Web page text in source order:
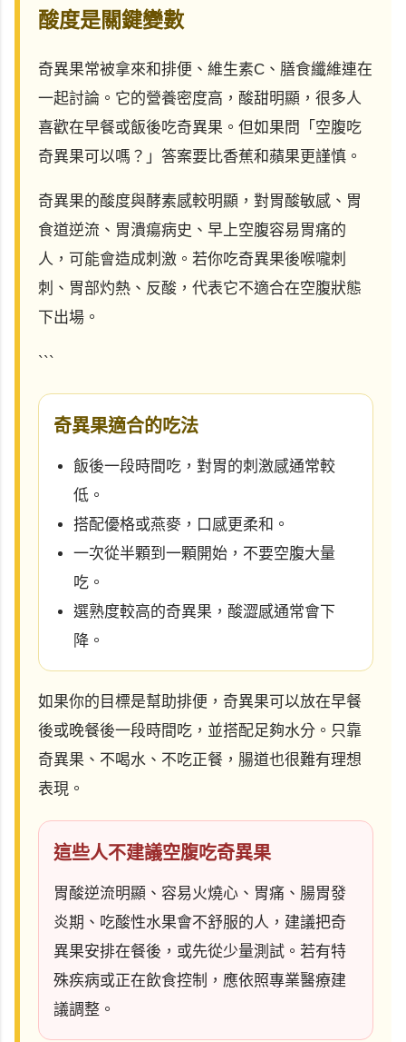
酸度是關鍵變數
奇異果常被拿來和排便、維生素C、膳食纖維連在
一起討論。它的營養密度高，酸甜明顯，很多人
喜歡在早餐或飯後吃奇異果。但如果問「空腹吃
奇異果可以嗎？」答案要比香蕉和蘋果更謹慎。
奇異果的酸度與酵素感較明顯，對胃酸敏感、胃
食道逆流、胃潰瘍病史、早上空腹容易胃痛的
人，可能會造成刺激。若你吃奇異果後喉嚨刺
刺、胃部灼熱、反酸，代表它不適合在空腹狀態
下出場。
```
奇異果適合的吃法
飯後一段時間吃，對胃的刺激感通常較
低。
搭配優格或燕麥，口感更柔和。
一次從半顆到一顆開始，不要空腹大量
吃。
選熟度較高的奇異果，酸澀感通常會下
降。
如果你的目標是幫助排便，奇異果可以放在早餐
後或晚餐後一段時間吃，並搭配足夠水分。只靠
奇異果、不喝水、不吃正餐，腸道也很難有理想
表現。
這些人不建議空腹吃奇異果
胃酸逆流明顯、容易火燒心、胃痛、腸胃發
炎期、吃酸性水果會不舒服的人，建議把奇
異果安排在餐後，或先從少量測試。若有特
殊疾病或正在飲食控制，應依照專業醫療建
議調整。